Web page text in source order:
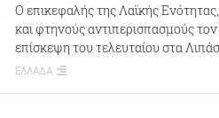
Ο επικεφαλής της Λαϊκής
και φτηνούς αντιπερισπασμούς
επίσκεψη του τελευταίου στα
ΕΛΛΑΔΑ